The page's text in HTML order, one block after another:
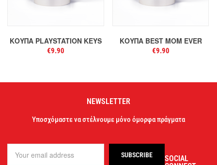
ΚΟΎΠΑ PLAYSTATION KEYS
€9.90
ΚΟΎΠΑ BEST MOM EVER
€9.90
NEWSLETTER
Υποσχόμαστε να στέλνουμε μόνο όμορφα πράγματα
SOCIAL